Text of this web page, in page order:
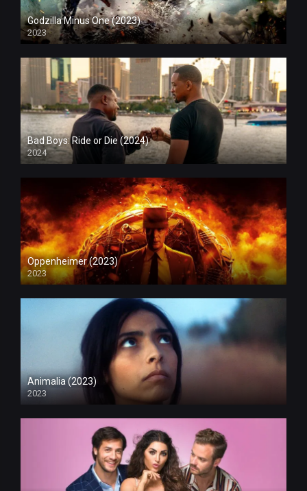
Godzilla Minus One (2023)
2023
Bad Boys: Ride or Die (2024)
2024
Oppenheimer (2023)
2023
Animalia (2023)
2023